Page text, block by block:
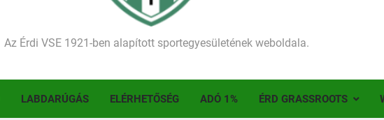
Történelmet írt az I. Érdi Football Fesztivál – több mint 200
Az Érdi VSE 1921-ben alapított sportegyesületének weboldala.
LABDARÚGÁS ELÉRHETŐSÉG ADÓ 1% ÉRD GRASSROOTS